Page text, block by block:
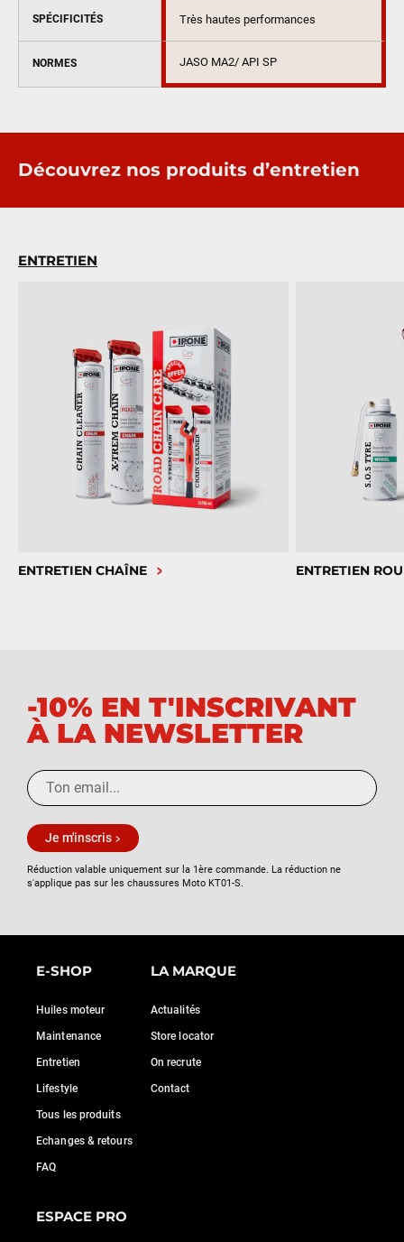
SPÉCIFICITÉS Très hautes performances
NORMES JASO MA2/ API SP
Découvrez nos produits d’entretien
ENTRETIEN
ENTRETIEN CHAÎNE ENTRETIEN
-10% EN T'INSCRIVANT
À LA NEWSLETTER
Je m'inscris
Réduction valable uniquement sur la 1ère commande. La réduction ne
s'applique pas sur les chaussures Moto KT01-S.
E-SHOP
Huiles moteur
Maintenance
Entretien
Lifestyle
Tous les produits
Echanges & retours
FAQ
LA MARQUE
Actualités
Store locator
On recrute
Contact
ESPACE PRO